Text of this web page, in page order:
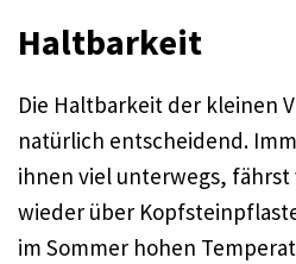
Haltbarkeit
Die Haltbarkeit der kleinen
natürlich entscheidend.
ihnen viel unterwegs,
wieder über
im Sommer hohen